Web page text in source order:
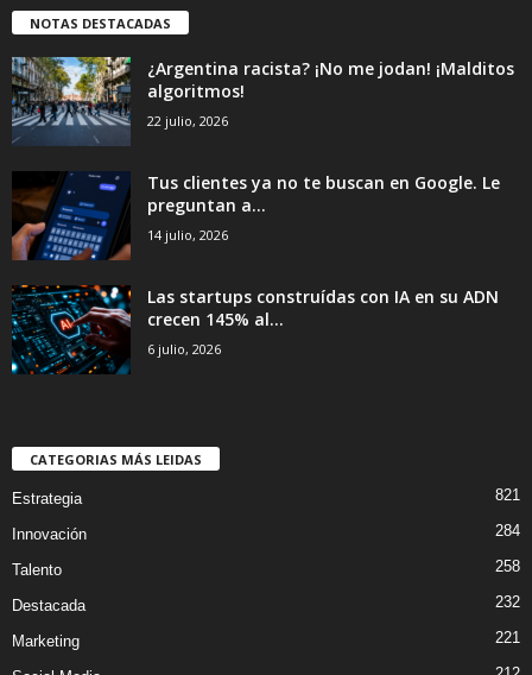
NOTAS DESTACADAS
¿Argentina racista? ¡No me jodan! ¡Malditos
algoritmos!
22 julio, 2026
Tus clientes ya no te buscan en Google. Le
preguntan a...
14 julio, 2026
Las startups construídas con IA en su ADN
crecen 145% al...
6 julio, 2026
CATEGORIAS MÁS LEIDAS
Estrategia 821
Innovación 284
Talento 258
Destacada 232
Marketing 221